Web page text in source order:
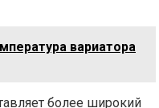
вариатора
более широкий